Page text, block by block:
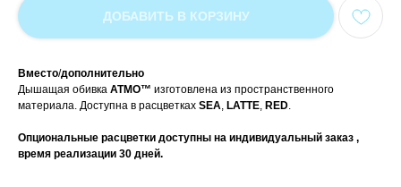
ДОБАВИТЬ В КОРЗИНУ
Вместо/дополнительно
Дышащая обивка ATMO™ изготовлена из пространственного
материала. Доступна в расцветках SEA, LATTE, RED.
Опциональные расцветки доступны на индивидуальный заказ ,
время реализации 30 дней.